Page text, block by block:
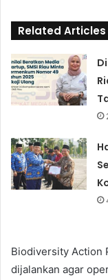
Related Articles
Biodiversity Action
dijalankan agar